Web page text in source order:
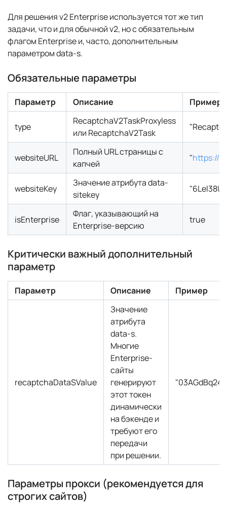
Для решения v2 Enterprise используется тот же тип
задачи, что и для обычной v2, но с обязательным
флагом Enterprise и, часто, дополнительным
параметром data-s.
Обязательные параметры
Параметр Описание Пример
type
RecaptchaV2TaskProxyless
или RecaptchaV2Task
websiteURL
Полный URL страницы с
капчей
"https://
websiteKey
Значение атрибута data-
sitekey
isEnterprise
Флаг, указывающий на
Enterprise-версию
true
Критически важный дополнительный
параметр
Параметр Описание Пример
recaptchaDataSValue
Значение
атрибута
data-s.
Многие
Enterprise-
сайты
генерируют
этот токен
динамически
на бэкенде и
требуют его
передачи
при решении.
Параметры прокси (рекомендуется для
строгих сайтов)